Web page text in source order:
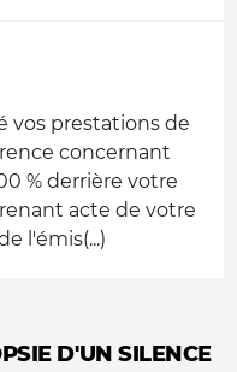
vos prestations de
concernant
% derrière votre
acte de votre
l'émis(...)
D'UN SILENCE